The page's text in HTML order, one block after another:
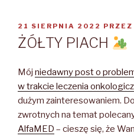
OPUBLIKOWANE
W
21 SIERPNIA 2022 PRZEZ
ŻÓŁTY PIACH
Mój niedawny post o
w trakcie leczenia
dużym zainteresowaniem.
zwrotnych na temat
AlfaMED – cieszę się, że